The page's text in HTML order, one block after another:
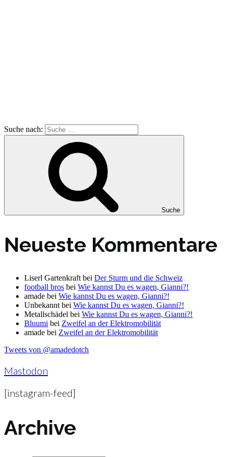
Suche nach:
Suche
Neueste Kommentare
Liserl Gartenkraft bei Der Sturm und die Schweiz
football bros bei Wie kannst Du es wagen, Gianni?!
amade bei Wie kannst Du es wagen, Gianni?!
Unbekannt bei Wie kannst Du es wagen, Gianni?!
Metallschädel bei Wie kannst Du es wagen, Gianni?!
Bluumi bei Zweifel an der Elektromobilität
amade bei Zweifel an der Elektromobilität
Tweets von @amadedotch
Mastodon
[instagram-feed]
Archive